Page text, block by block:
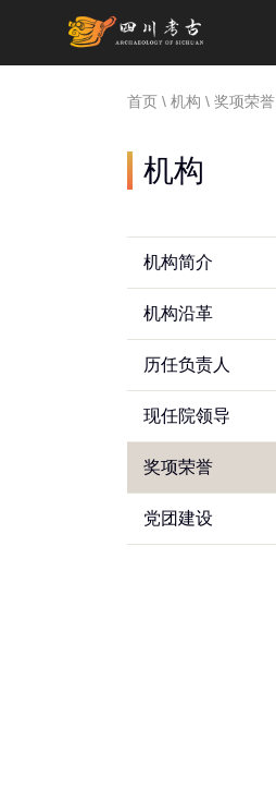
首页 \ 机构 \ 奖项荣誉
机构
机构简介
机构沿革
历任负责人
现任院领导
奖项荣誉
党团建设